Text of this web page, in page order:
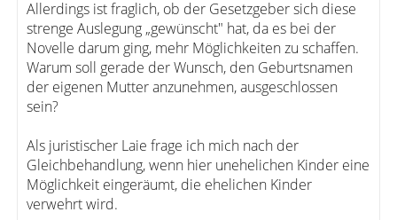
Allerdings ist fraglich, ob der Gesetzgeber sich diese
strenge Auslegung „gewünscht" hat, da es bei der
Novelle darum ging, mehr Möglichkeiten zu schaffen.
Warum soll gerade der Wunsch, den Geburtsnamen
der eigenen Mutter anzunehmen, ausgeschlossen
sein?
Als juristischer Laie frage ich mich nach der
Gleichbehandlung, wenn hier unehelichen Kinder eine
Möglichkeit eingeräumt, die ehelichen Kinder
verwehrt wird.